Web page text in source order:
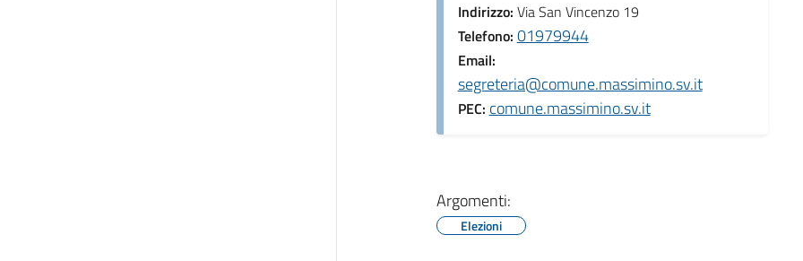
Indirizzo: Via San Vincenzo 19
Telefono:01979944
Email:
segreteria@comune.massimino.sv.it
PEC:comune.massimino.sv.it
Argomenti:
Elezioni